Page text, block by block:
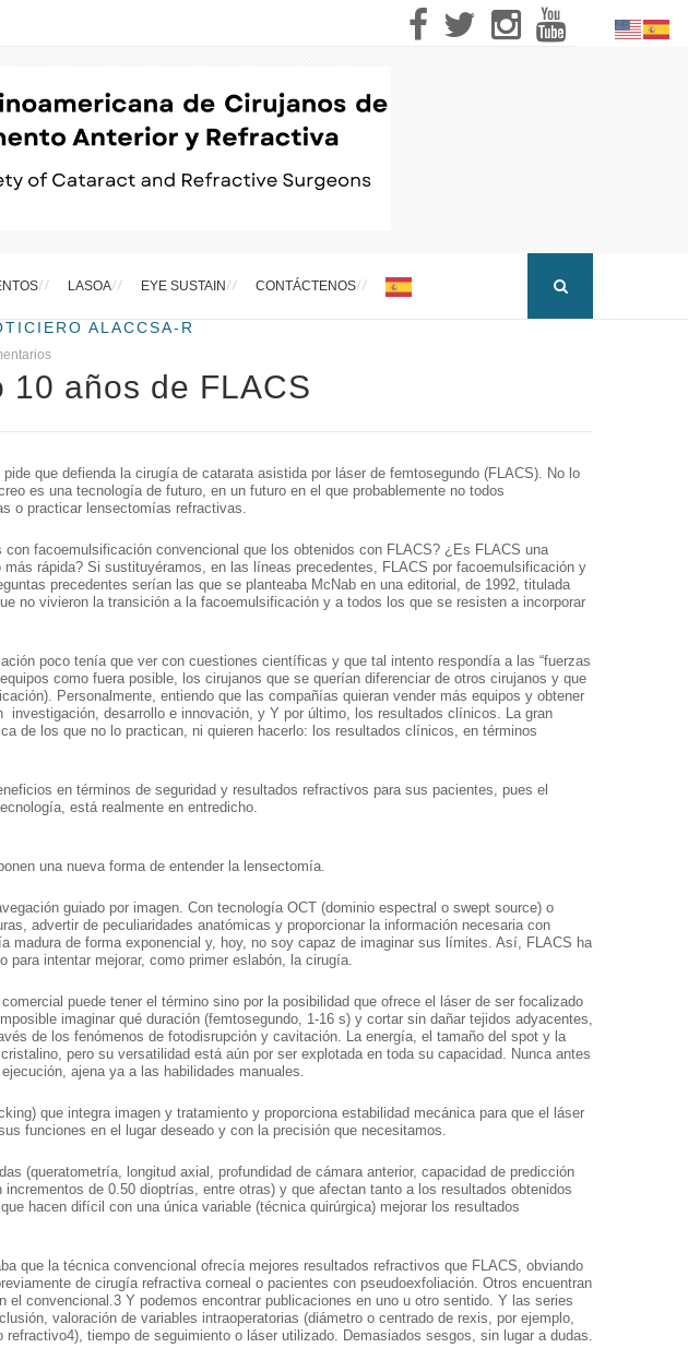
LASOA EYE SUSTAIN CONTÁCTENOS
ALACCSA-R
años de FLACS
que defienda la cirugía de catarata asistida por láser de femtosegundo (FLACS). No lo
es una tecnología de futuro, en un futuro en el que probablemente no todos
o practicar lensectomías refractivas.
facoemulsificación convencional que los obtenidos con FLACS? ¿Es FLACS una
rápida? Si sustituyéramos, en las líneas precedentes, FLACS por facoemulsificación y
precedentes serían las que se planteaba McNab en una editorial, de 1992, titulada
no vivieron la transición a la facoemulsificación y a todos los que se resisten a incorporar
poco tenía que ver con cuestiones científicas y que tal intento respondía a las “fuerzas
como fuera posible, los cirujanos que se querían diferenciar de otros cirujanos y que
Personalmente, entiendo que las compañías quieran vender más equipos y obtener
investigación, desarrollo e innovación, y Y por último, los resultados clínicos. La gran
de los que no lo practican, ni quieren hacerlo: los resultados clínicos, en términos
en términos de seguridad y resultados refractivos para sus pacientes, pues el
está realmente en entredicho.
una nueva forma de entender la lensectomía.
guiado por imagen. Con tecnología OCT (dominio espectral o swept source) o
advertir de peculiaridades anatómicas y proporcionar la información necesaria con
madura de forma exponencial y, hoy, no soy capaz de imaginar sus límites. Así, FLACS ha
intentar mejorar, como primer eslabón, la cirugía.
puede tener el término sino por la posibilidad que ofrece el láser de ser focalizado
imaginar qué duración (femtosegundo, 1-16 s) y cortar sin dañar tejidos adyacentes,
de los fenómenos de fotodisrupción y cavitación. La energía, el tamaño del spot y la
pero su versatilidad está aún por ser explotada en toda su capacidad. Nunca antes
ajena ya a las habilidades manuales.
que integra imagen y tratamiento y proporciona estabilidad mecánica para que el láser
funciones en el lugar deseado y con la precisión que necesitamos.
(queratometría, longitud axial, profundidad de cámara anterior, capacidad de predicción
de 0.50 dioptrías, entre otras) y que afectan tanto a los resultados obtenidos
hacen difícil con una única variable (técnica quirúrgica) mejorar los resultados
que la técnica convencional ofrecía mejores resultados refractivos que FLACS, obviando
de cirugía refractiva corneal o pacientes con pseudoexfoliación. Otros encuentran
el convencional.3 Y podemos encontrar publicaciones en uno u otro sentido. Y las series
valoración de variables intraoperatorias (diámetro o centrado de rexis, por ejemplo,
tiempo de seguimiento o láser utilizado. Demasiados sesgos, sin lugar a dudas.